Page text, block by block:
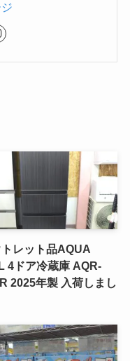
レット品AQUA
4ドア冷蔵庫 AQR-
2025年製 入荷しまし